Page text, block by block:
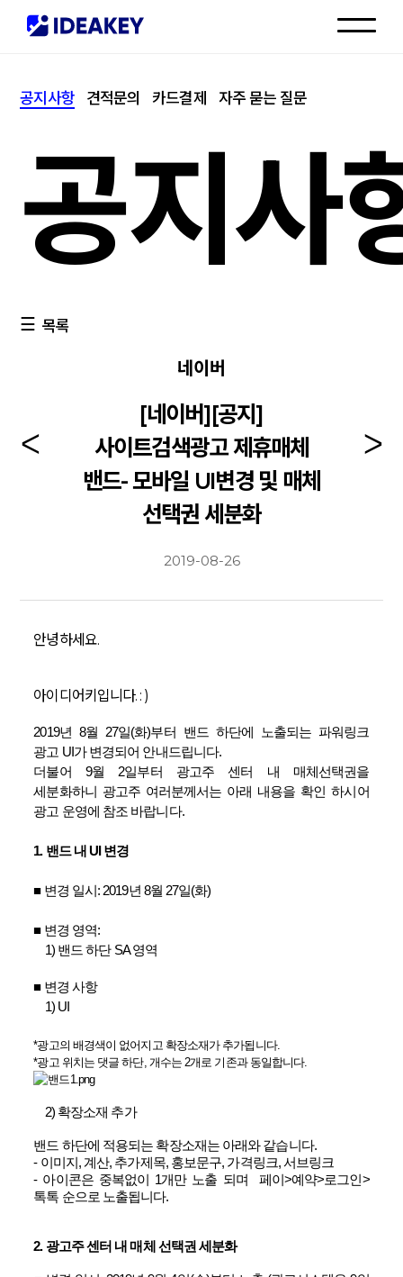
고객센터
공지사항 견적문의 카드결제 자주 묻는 질문
공지사
목록
네이버
[네이버][공지]
사이트검색광고 제휴매체
밴드- 모바일 UI변경 및 매체
선택권 세분화
2019-08-26
안녕하세요.
아이디어키입니다. : )
2019년 8월 27일(화)부터 밴드 하단에 노출되는 파워링크
광고 UI가 변경되어 안내드립니다.
더불어 9월 2일부터 광고주 센터 내 매체선택권을
세분화하니 광고주 여러분께서는 아래 내용을 확인 하시어
광고 운영에 참조 바랍니다.
1. 밴드 내 UI 변경
■ 변경 일시: 2019년 8월 27일(화)
■ 변경 영역:
1) 밴드 하단 SA 영역
■ 변경 사항
1) UI
*광고의 배경색이 없어지고 확장소재가 추가됩니다.
*광고 위치는 댓글 하단, 개수는 2개로 기존과 동일합니다.
2) 확장소재 추가
밴드 하단에 적용되는 확장소재는 아래와 같습니다.
- 이미지, 계산, 추가제목, 홍보문구, 가격링크, 서브링크
- 아이콘은 중복없이 1개만 노출 되며 페이>예약>로그인>
톡톡 순으로 노출됩니다.
2. 광고주 센터 내 매체 선택권 세분화